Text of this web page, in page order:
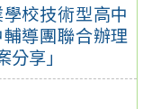
校技術型高中
導團聯合辦理
享」